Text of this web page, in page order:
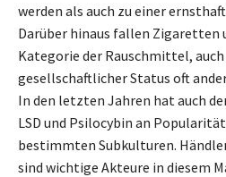
werden als auch zu einer
Darüber hinaus fallen Zigaretten
Kategorie der Rauschmittel,
gesellschaftlicher Status oft
In den letzten Jahren hat auch
LSD und Psilocybin an
bestimmten Subkulturen.
sind wichtige Akteure in diesem